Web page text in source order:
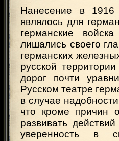
Нанесение в 1916
являлось для
германские
лишались своего
германских
русской
дорог почти
Русском театре
в случае
что кроме причин
развивать
уверенность в